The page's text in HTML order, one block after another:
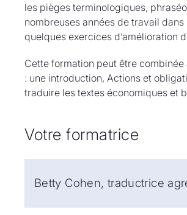
les pièges terminologiques,
nombreuses années de travail
quelques exercices d’amélioration
Cette formation peut être
: une introduction, Actions et
traduire les textes économiques et
Votre formatrice
Betty Cohen, traductrice
Betty Cohen est traductrice